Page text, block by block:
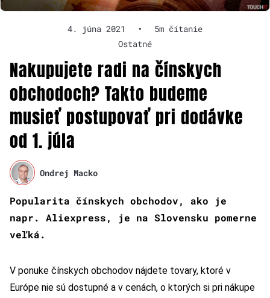
4. júna 2021 •
5m čítanie
Ostatné
Nakupujete radi na čínskych
obchodoch? Takto budeme
musieť postupovať pri dodávke
od 1. júla
Ondrej Macko
Popularita čínskych obchodov, ako je
napr. Aliexpress, je na Slovensku pomerne
veľká.
V ponuke čínskych obchodov nájdete tovary, ktoré v
Európe nie sú dostupné a v cenách, o ktorých si pri nákupe